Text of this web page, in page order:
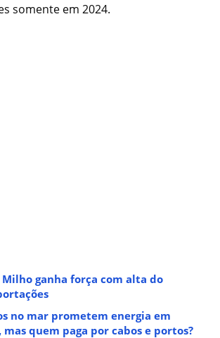
somente em 2024.
ganha força com alta do
no mar prometem energia em
mas quem paga por cabos e portos?